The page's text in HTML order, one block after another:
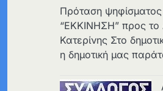
Πρόταση
“ΕΚΚΙΝΗΣΗ” προς το
Κατερίνης Στο
η δημοτική μας